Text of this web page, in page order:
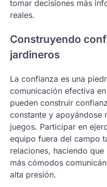
tomar decisiones más
reales.
Construyendo
jardineros
La confianza es una
comunicación efectiva
pueden construir
constante y apoyándose
juegos. Participar en
equipo fuera del campo
relaciones, haciendo
más cómodos
alta presión.